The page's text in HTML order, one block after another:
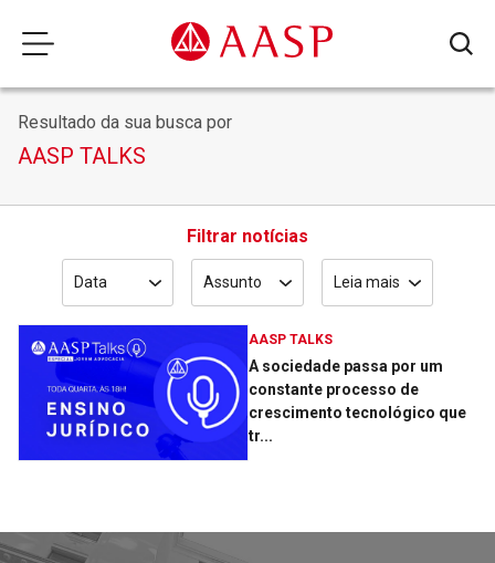
Resultado da sua busca por
AASP TALKS
Filtrar notícias
Data Assunto Leia mais
AASP TALKS
A sociedade passa por um
constante processo de
crescimento tecnológico que
tr...